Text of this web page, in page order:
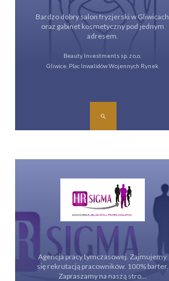
Bardzo dobry salon fryzjerski w Gliwicach
oraz gabinet kosmetyczny pod jednym
adresem.
Beauty Investments sp. z o.o.
Gliwice, Plac Inwalidów Wojennych Rynek
Agencja pracy tymczasowej. Zajmujemy
się rekrutacją pracowników. 100% barter.
Zapraszamy na naszą stro...